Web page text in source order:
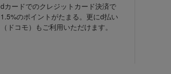
dカードでのクレジットカード決済で
1.5%のポイントがたまる。更にd払い
（ドコモ）もご利用いただけます。